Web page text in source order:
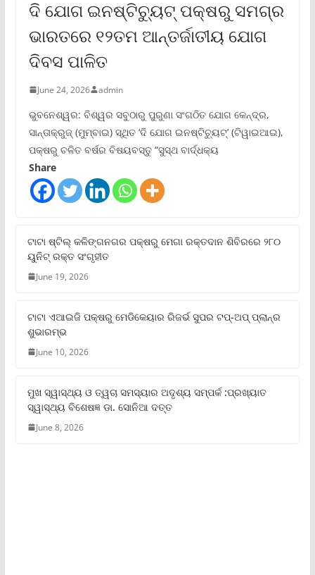
ଦି ଯୋଗ ଇନଷ୍ଟିଚ୍ୟୁଟ୍ ପକ୍ଷରୁ ସମଗ୍ର
ଭାରତରେ ୧୨ତମ ଆନ୍ତର୍ଜାତୀୟ ଯୋଗ
ଦିବସ ପାଳିତ
June 24, 2026 admin
ଭୁବନେଶ୍ୱର: ବିଶ୍ୱର ସବୁଠାରୁ ପୁରୁଣା ସଂଗଠିତ ଯୋଗ କେନ୍ଦ୍ର,
ସାନ୍ତାକ୍ରୁଜ୍ (ମୁମ୍ବାଇ) ସ୍ଥିତ ‘ଦି ଯୋଗ ଇନଷ୍ଟିଚ୍ୟୁଟ୍‌’ (ଟିୱାଇଆଇ),
ପକ୍ଷରୁ ଚଳିତ ବର୍ଷର ବିଷୟବସ୍ତୁ “ସୁସ୍ଥ ବାର୍ଦ୍ଧକ୍ୟ
Share
ଟାଟା ଷ୍ଟିଲ୍‌ କଳିଙ୍ଗନଗର ପକ୍ଷରୁ ମେଗା ରକ୍ତଦାନ ଶିବିରରେ ୨୮୦
ୟୁନିଟ୍‌ ରକ୍ତ ସଂଗୃହୀତ
June 19, 2026
ଟାଟା ଏଆଇଜି ପକ୍ଷରୁ ମେଡିକେୟାର ରିଜର୍ଭ ସୁପର ଟପ୍‌-ଅପ୍ ପ୍ଲାନ୍‌ର
ଶୁଭାରମ୍ଭ
June 10, 2026
ମୁଖ ସ୍ୱାସ୍ଥ୍ୟ ଓ ତ୍ୱଚା ସମସ୍ୟାର ଅଦୃଶ୍ୟ ସମ୍ପର୍କ :ପ୍ରଖ୍ୟାତ
ସ୍ୱାସ୍ଥ୍ୟ ବିଶେଷଜ୍ଞ ଡା. ସୋନିଆ ଦତ୍ତ
June 8, 2026